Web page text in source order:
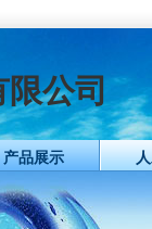
公司
产品展示